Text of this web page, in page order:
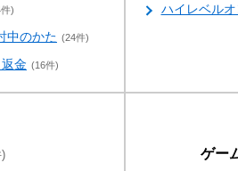
)
中のかた (24件)
金 (16件)
ハイレベル
ゲー